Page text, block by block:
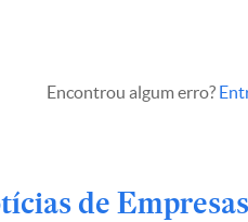
Encontrou algum erro?
de Empresas